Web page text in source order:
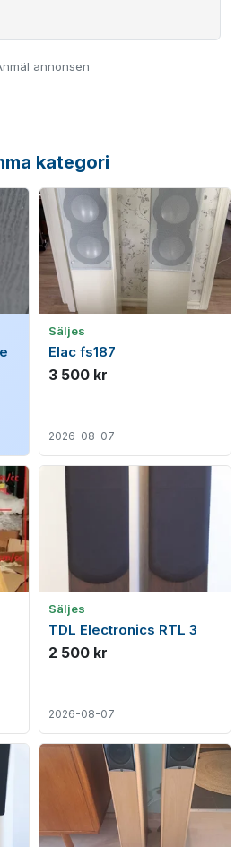
annonsen
kategori
Säljes
Elac fs187
3 500 kr
2026-08-07
Säljes
TDL Electronics RTL 3
2 500 kr
2026-08-07